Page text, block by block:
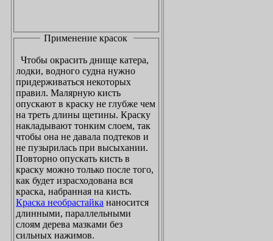
Применение красок
лодки, водного судна нужно
придерживаться некоторых
правил. Малярную кисть
опускают в краску не глубже чем
на треть длины щетины. Краску
накладывают тонким слоем, так
чтобы она не давала подтеков и
не пузырилась при высыхании.
Повторно опускать кисть в
краску можно только после того,
как будет израсходована вся
краска, набранная на кисть.
Краска необрастайка
длинными, параллельными
слоям дерева мазками без
сильных нажимов.